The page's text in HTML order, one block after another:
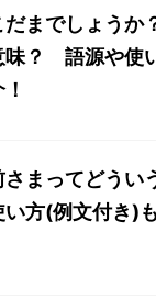
だまでしょうか
味？ 語源や使
さまってどう
い方(例文付き)